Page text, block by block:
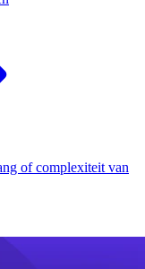
of complexiteit van